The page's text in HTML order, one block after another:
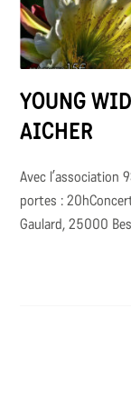
YOUNG
AICHER
Avec l’association
portes :
Gaulard, 25000